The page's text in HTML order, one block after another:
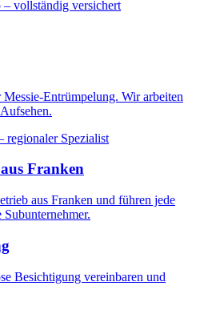
Entrümpelung. Wir arbeiten
Franken
aus Franken und führen jede
Besichtigung vereinbaren und